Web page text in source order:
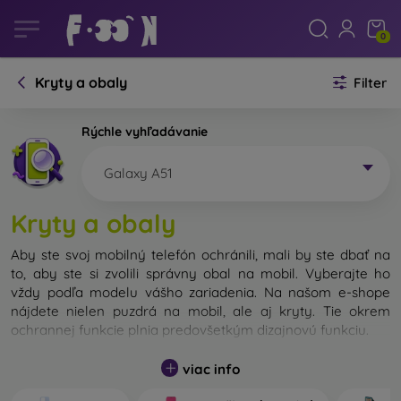
0
Kryty a obaly Filter
Rýchle vyhľadávanie
Galaxy A51
Kryty a obaly
Aby ste svoj mobilný telefón ochránili, mali by ste dbať na
to, aby ste si zvolili správny obal na mobil. Vyberajte ho
vždy podľa modelu vášho zariadenia. Na našom e-shope
nájdete nielen puzdrá na mobil, ale aj kryty. Tie okrem
ochrannej funkcie plnia predovšetkým dizajnovú funkciu.
Kryt na mobil môžeme nazvať tiež zadný kryt. Je určený na
ochranu zadnej časti telefónu. Jednotlivé kryty na mobil sa
viac info